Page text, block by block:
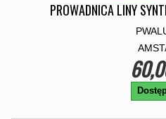
PROWADNICA LINY